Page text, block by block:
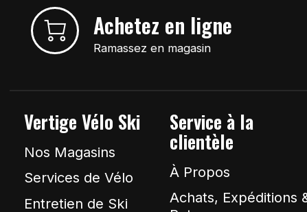
Achetez en ligne
Ramassez en magasin
Vertige Vélo Ski
Nos Magasins
Services de Vélo
Entretien de Ski
Service à la
clientèle
À Propos
Achats, Expéditions